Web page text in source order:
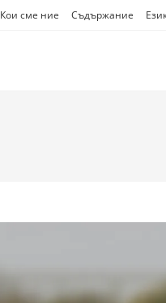
Кои сме ние Съдържание